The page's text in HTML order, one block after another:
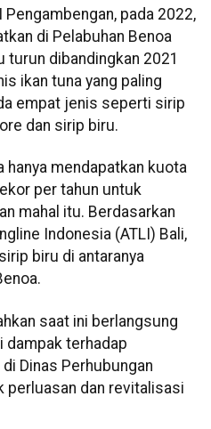
pada 2022,
di Pelabuhan Benoa
turun dibandingkan 2021
ikan tuna yang paling
empat jenis seperti sirip
dan sirip biru.
hanya mendapatkan kuota
per tahun untuk
mahal itu. Berdasarkan
Indonesia (ATLI) Bali,
biru di antaranya
saat ini berlangsung
dampak terhadap
Dinas Perhubungan
perluasan dan revitalisasi